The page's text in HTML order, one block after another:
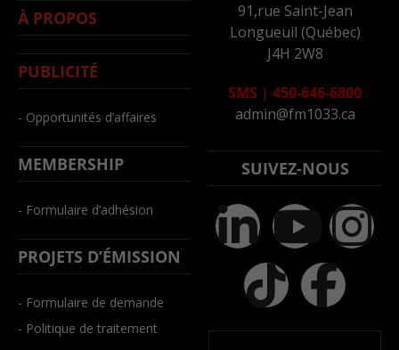
À PROPOS
PUBLICITÉ
- Opportunités d’affaires
MEMBERSHIP
- Formulaire d’adhésion
PROJETS D’ÉMISSION
- Formulaire de demande
- Politique de traitement
91,rue Saint-Jean
Longueuil (Québec)
J4H 2W8
SMS | 450-646-6800
admin@fm1033.ca
SUIVEZ-NOUS